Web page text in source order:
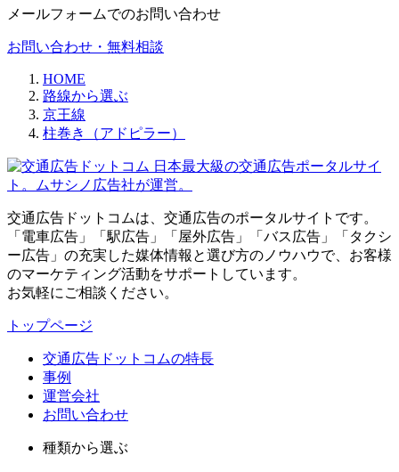
メールフォームでのお問い合わせ
お問い合わせ・無料相談
HOME
路線から選ぶ
京王線
柱巻き（アドピラー）
日本最大級の交通広告ポータルサイ
ト。ムサシノ広告社が運営。
交通広告ドットコムは、交通広告のポータルサイトです。
「電車広告」「駅広告」「屋外広告」「バス広告」「タクシ
ー広告」の充実した媒体情報と選び方のノウハウで、お客様
のマーケティング活動をサポートしています。
お気軽にご相談ください。
トップページ
交通広告ドットコムの特長
事例
運営会社
お問い合わせ
種類から選ぶ